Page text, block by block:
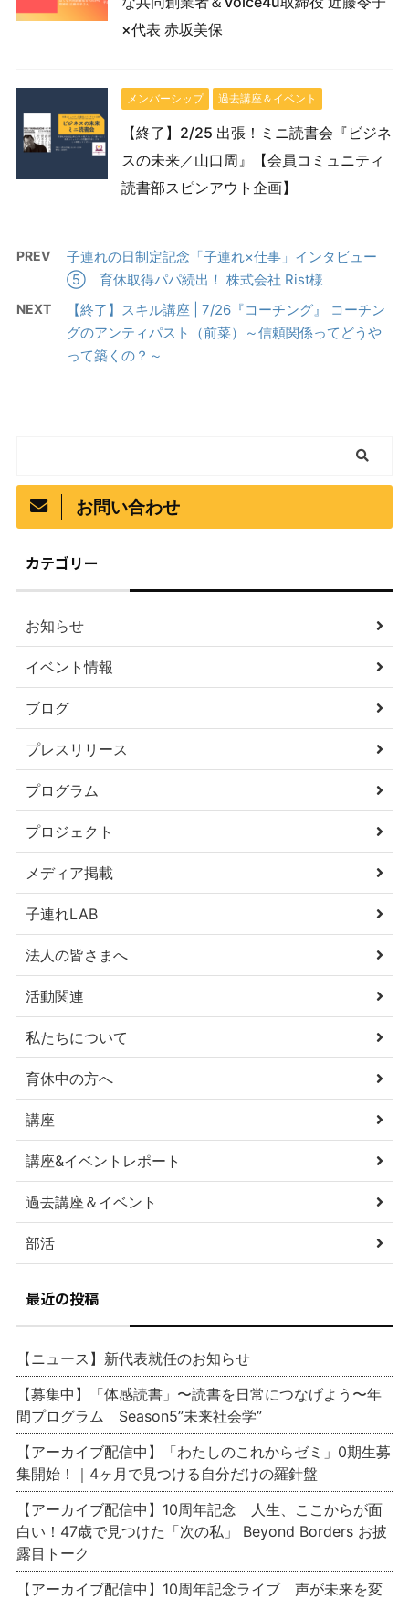
×代表 赤坂美保
メンバーシップ 過去講座＆イベント
【終了】2/25 出張！ミニ読書会『ビジネ
スの未来／山口周』【会員コミュニティ
読書部スピンアウト企画】
PREV
子連れの日制定記念「子連れ×仕事」インタビュー
⑤ 育休取得パパ続出！ 株式会社 Rist様
NEXT
【終了】スキル講座 | 7/26『コーチング』 コーチン
グのアンティパスト（前菜）～信頼関係ってどうや
って築くの？～
お問い合わせ
カテゴリー
お知らせ
イベント情報
ブログ
プレスリリース
プログラム
プロジェクト
メディア掲載
子連れLAB
法人の皆さまへ
活動関連
私たちについて
育休中の方へ
講座
講座&イベントレポート
過去講座＆イベント
部活
最近の投稿
【ニュース】新代表就任のお知らせ
【募集中】「体感読書」〜読書を日常につなげよう〜年
間プログラム Season5”未来社会学”
【アーカイブ配信中】「わたしのこれからゼミ」0期生募
集開始！｜4ヶ月で見つける自分だけの羅針盤
【アーカイブ配信中】10周年記念 人生、ここからが面
白い！47歳で見つけた「次の私」 Beyond Borders お披
露目トーク
【アーカイブ配信中】10周年記念ライブ 声が未来を変